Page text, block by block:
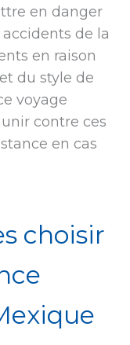
en danger
accidents de la
en raison
du style de
voyage
contre ces
en cas
choisir